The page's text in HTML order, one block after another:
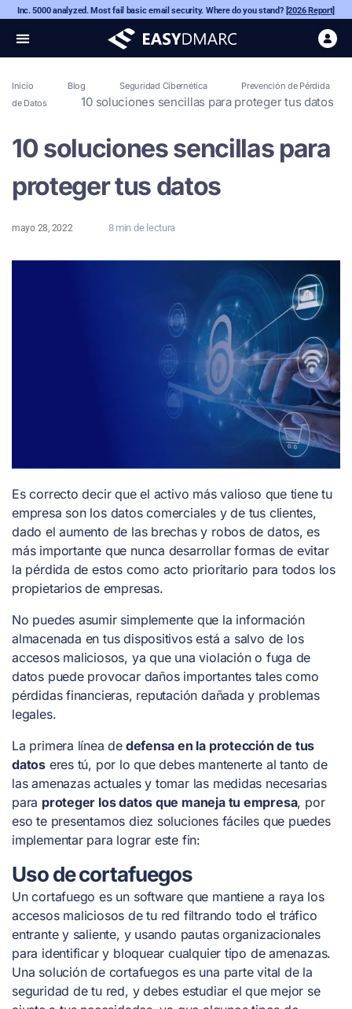
Inc. 5000 analyzed. Most fail basic email security. Where do you stand? [2026 Report]
Inicio Blog Seguridad Cibernética
Prevención de Pérdida
de Datos
10 soluciones sencillas para proteger tus datos
10 soluciones sencillas para
proteger tus datos
mayo 28, 2022 8 min de lectura
Es correcto decir que el activo más valioso que tiene tu
empresa son los datos comerciales y de tus clientes,
dado el aumento de las brechas y robos de datos, es
más importante que nunca desarrollar formas de evitar
la pérdida de estos como acto prioritario para todos los
propietarios de empresas.
No puedes asumir simplemente que la información
almacenada en tus dispositivos está a salvo de los
accesos maliciosos, ya que una violación o fuga de
datos puede provocar daños importantes tales como
pérdidas financieras, reputación dañada y problemas
legales.
La primera línea dedefensa en la protección de tus
datoseres tú, por lo que debes mantenerte al tanto de
las amenazas actuales y tomar las medidas necesarias
para proteger los datos que maneja tu empresa, por
eso te presentamos diez soluciones fáciles que puedes
implementar para lograr este fin:
Uso de cortafuegos
Un cortafuego es un software que mantiene a raya los
accesos maliciosos de tu red filtrando todo el tráfico
entrante y saliente, y usando pautas organizacionales
para identificar y bloquear cualquier tipo de amenazas.
Una solución de cortafuegos es una parte vital de la
seguridad de tu red, y debes estudiar el que mejor se